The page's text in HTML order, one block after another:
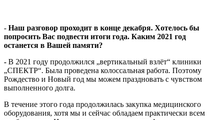
- Наш разговор проходит в конце декабря. Хотелось бы
попросить Вас подвести итоги года. Каким 2021 год
останется в Вашей памяти?
- В 2021 году продолжился „вертикальный взлёт“ клиники
„СПЕКТР“. Была проведена колоссальная работа. Поэтому
Рождество и Новый год мы можем праздновать с чувством
выполненного долга.
В течение этого года продолжилась закупка медицинского
оборудования, хотя мы и сейчас обладаем практически всем